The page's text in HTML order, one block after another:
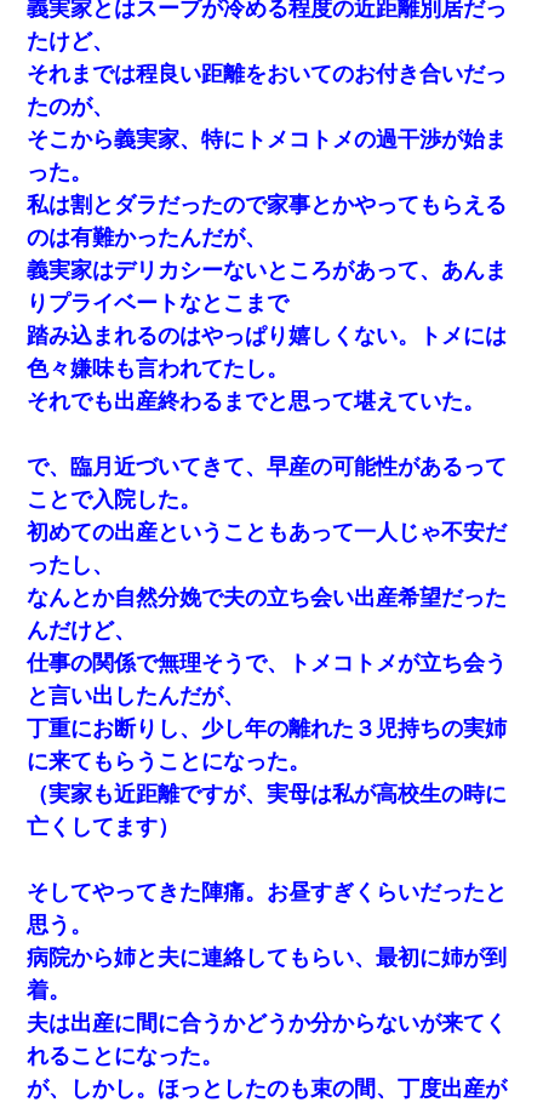
義実家とはスープが冷める程度の近距離別居だっ
たけど、
それまでは程良い距離をおいてのお付き合いだっ
たのが、
そこから義実家、特にトメコトメの過干渉が始ま
った。
私は割とダラだったので家事とかやってもらえる
のは有難かったんだが、
義実家はデリカシーないところがあって、あんま
りプライベートなとこまで
踏み込まれるのはやっぱり嬉しくない。トメには
色々嫌味も言われてたし。
それでも出産終わるまでと思って堪えていた。
で、臨月近づいてきて、早産の可能性があるって
ことで入院した。
初めての出産ということもあって一人じゃ不安だ
ったし、
なんとか自然分娩で夫の立ち会い出産希望だった
んだけど、
仕事の関係で無理そうで、トメコトメが立ち会う
と言い出したんだが、
丁重にお断りし、少し年の離れた３児持ちの実姉
に来てもらうことになった。
（実家も近距離ですが、実母は私が高校生の時に
亡くしてます）
そしてやってきた陣痛。お昼すぎくらいだったと
思う。
病院から姉と夫に連絡してもらい、最初に姉が到
着。
夫は出産に間に合うかどうか分からないが来てく
れることになった。
が、しかし。ほっとしたのも束の間、丁度出産が